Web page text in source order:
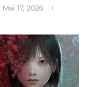
Mai 17, 2026